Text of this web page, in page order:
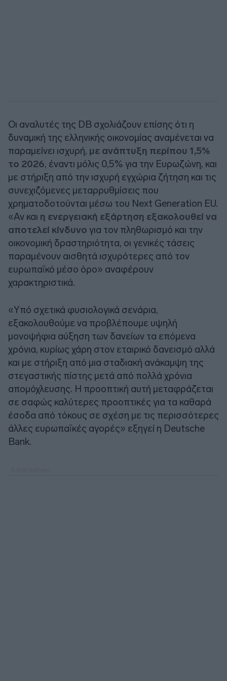
Οι αναλυτές της DB σχολιάζουν επίσης ότι η
δυναμική της ελληνικής οικονομίας αναμένεται να
παραμείνει ισχυρή, με ανάπτυξη περίπου 1,5%
το 2026, έναντι μόλις 0,5% για την Ευρωζώνη, και
με στήριξη από την ισχυρή εγχώρια ζήτηση και τις
συνεχιζόμενες μεταρρυθμίσεις που
χρηματοδοτούνται μέσω του Next Generation EU.
«Αν και η ενεργειακή εξάρτηση εξακολουθεί να
αποτελεί κίνδυνο για τον πληθωρισμό και την
οικονομική δραστηριότητα, οι γενικές τάσεις
παραμένουν αισθητά ισχυρότερες από τον
ευρωπαϊκό μέσο όρο» αναφέρουν
χαρακτηριστικά.
«Υπό σχετικά φυσιολογικά σενάρια,
εξακολουθούμε να προβλέπουμε υψηλή
μονοψήφια αύξηση των δανείων τα επόμενα
χρόνια, κυρίως χάρη στον εταιρικό δανεισμό αλλά
και με στήριξη από μια σταδιακή ανάκαμψη της
στεγαστικής πίστης μετά από πολλά χρόνια
απομόχλευσης. Η προοπτική αυτή μεταφράζεται
σε σαφώς καλύτερες προοπτικές για τα καθαρά
έσοδα από τόκους σε σχέση με τις περισσότερες
άλλες ευρωπαϊκές αγορές» εξηγεί η Deutsche
Bank.